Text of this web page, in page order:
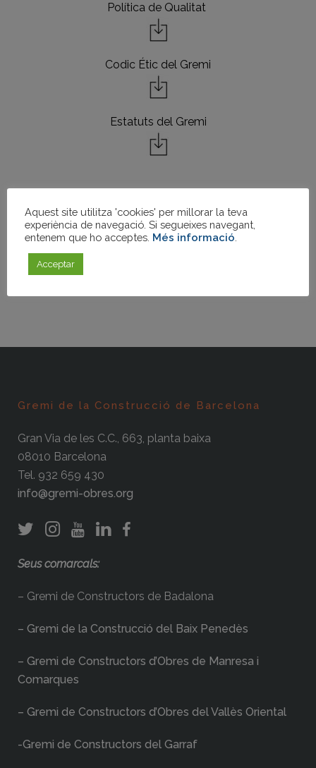
Política de Qualitat
Codic Étic del Gremi
Estatuts del Gremi
FES-TE SOCI
Gremi de la Construcció de Barcelona
Gran Via de les C.C., 663, planta baixa
08010 Barcelona
Tel. 932 659 430
info@gremi-obres.org
Seus comarcals:
– Gremi de Constructors de Badalona
– Gremi de la Construcció del Baix Penedès
– Gremi de Constructors d’Obres de Manresa i
Comarques
– Gremi de Constructors d’Obres del Vallès Oriental
-Gremi de Constructors del Garraf
Aquest site utilitza 'cookies' per millorar la teva
experiència de navegació. Si segueixes navegant,
entenem que ho acceptes. Més informació
Acceptar